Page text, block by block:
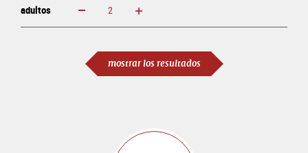
adultos aumentar disminuir
mostrar los resultados